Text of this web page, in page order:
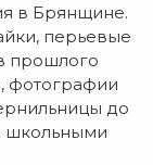
в Брянщине.
перьевые
прошлого
фотографии
до
школьными